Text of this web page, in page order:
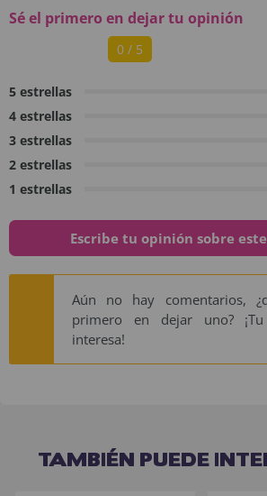
Sé el primero en dejar tu opinión
0 / 5
5 estrellas
4 estrellas
3 estrellas
2 estrellas
1 estrellas
Escribe tu opinión sobre
Aún no hay comentarios,
primero en dejar uno?
interesa!
TAMBIÉN PUEDE